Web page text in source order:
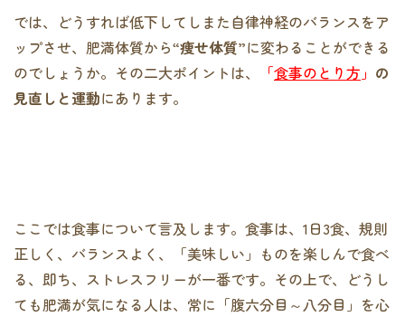
では、どうすれば低下してしまた自律神経のバランスをア
ップさせ、肥満体質から“痩せ体質”に変わることができる
のでしょうか。その二大ポイントは、
「食事のとり方 」 の
見直しと運動にあります。
ここでは食事について言及します。食事は、1日3食、規則
正しく、バランスよく、「美味しい」ものを楽しんで食べ
る、即ち、ストレスフリーが一番です。その上で、どうし
ても肥満が気になる人は、常に「腹六分目～八分目」を心